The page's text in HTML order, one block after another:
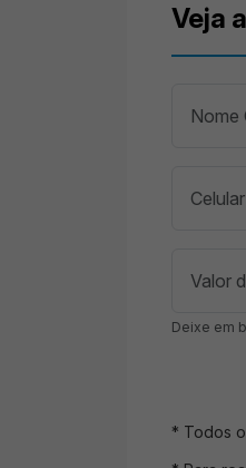
Veja
Deixe em
* Todos